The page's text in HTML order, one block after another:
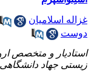
غزاله اسلامیان
دوست
استادیار و متخصص
زیستی جهاد